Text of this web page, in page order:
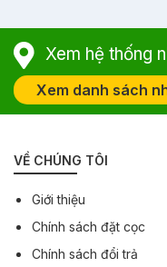
Xem hệ thống
Xem danh sách
VỀ CHÚNG TÔI
Giới thiệu
Chính sách đặt cọc
Chính sách đổi trả